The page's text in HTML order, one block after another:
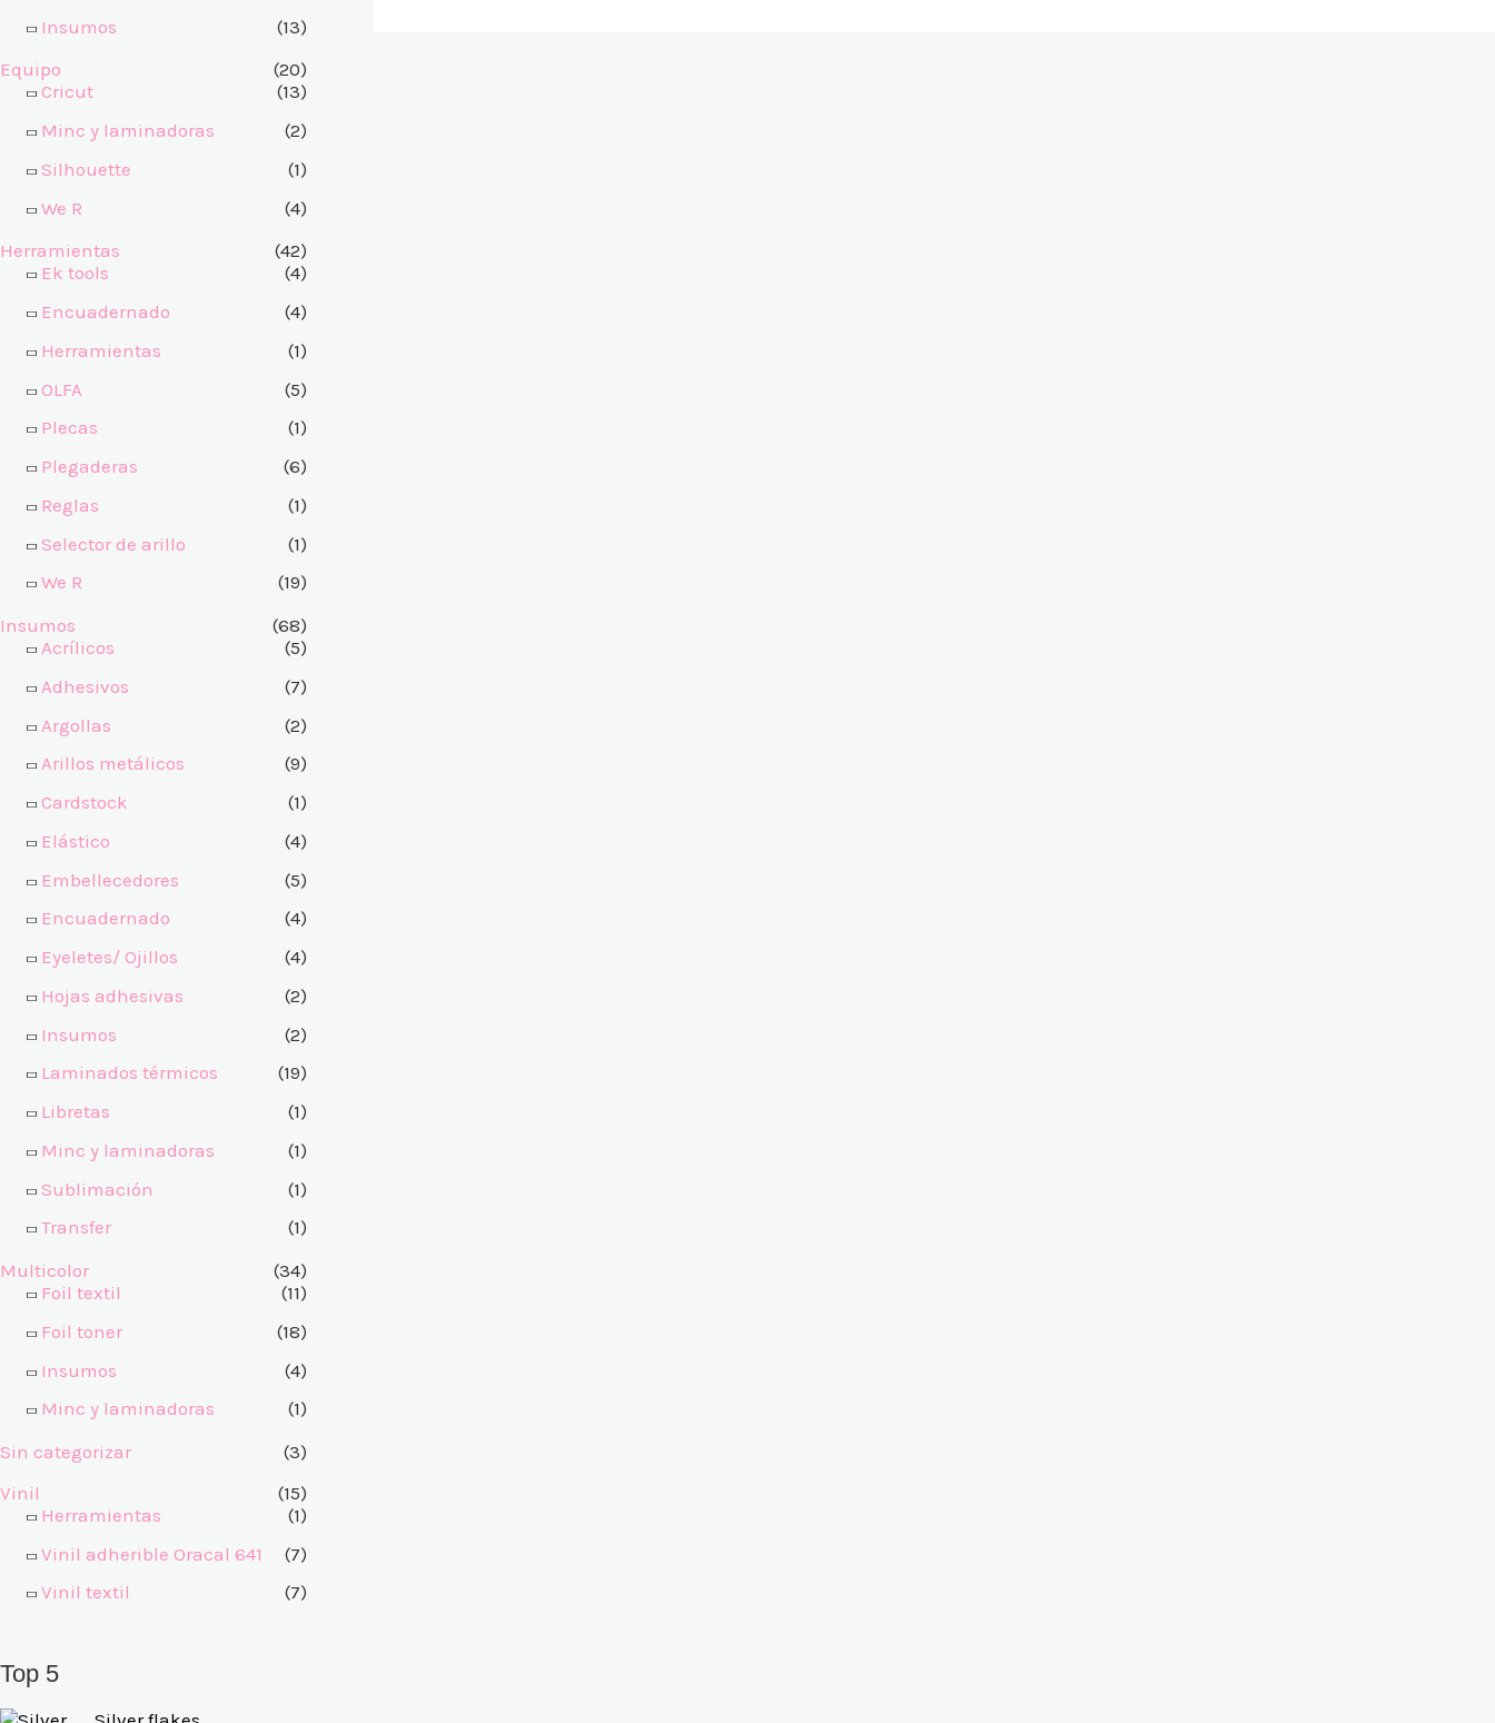
Insumos
(13)
Equipo
(20)
Cricut
(13)
Minc y laminadoras
(2)
Silhouette
(1)
We R
(4)
Herramientas
(42)
Ek tools
(4)
Encuadernado
(4)
Herramientas
(1)
OLFA
(5)
Plecas
(1)
Plegaderas
(6)
Reglas
(1)
Selector de arillo
(1)
We R
(19)
Insumos
(68)
Acrílicos
(5)
Adhesivos
(7)
Argollas
(2)
Arillos metálicos
(9)
Cardstock
(1)
Elástico
(4)
Embellecedores
(5)
Encuadernado
(4)
Eyeletes/ Ojillos
(4)
Hojas adhesivas
(2)
Insumos
(2)
Laminados térmicos
(19)
Libretas
(1)
Minc y laminadoras
(1)
Sublimación
(1)
Transfer
(1)
Multicolor
(34)
Foil textil
(11)
Foil toner
(18)
Insumos
(4)
Minc y laminadoras
(1)
Sin categorizar
(3)
Vinil
(15)
Herramientas
(1)
Vinil adherible Oracal 641
(7)
Vinil textil
(7)
Top 5